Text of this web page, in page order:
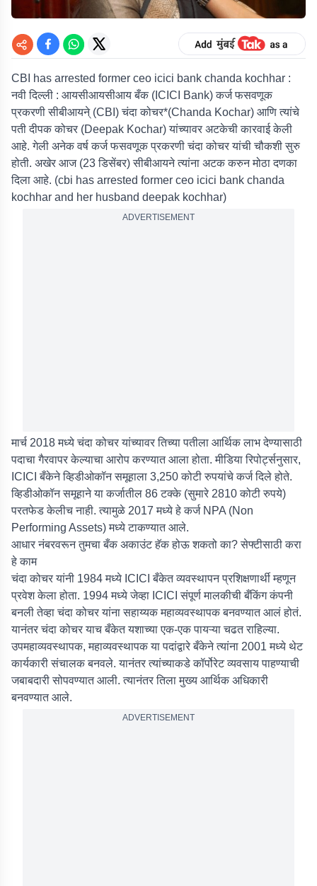
CBI has arrested former ceo icici bank chanda kochhar :
नवी दिल्ली : आयसीआयसीआय बँक (ICICI Bank) कर्ज फसवणूक
प्रकरणी सीबीआयने् (CBI) चंदा कोचर*(Chanda Kochar) आणि त्यांचे
पती दीपक कोचर (Deepak Kochar) यांच्यावर अटकेची कारवाई केली
आहे. गेली अनेक वर्ष कर्ज फसवणूक प्रकरणी चंदा कोचर यांची चौकशी सुरु
होती. अखेर आज (23 डिसेंबर) सीबीआयने त्यांना अटक करुन मोठा दणका
दिला आहे. (cbi has arrested former ceo icici bank chanda
kochhar and her husband deepak kochhar)
ADVERTISEMENT
मार्च 2018 मध्ये चंदा कोचर यांच्यावर तिच्या पतीला आर्थिक लाभ देण्यासाठी
पदाचा गैरवापर केल्याचा आरोप करण्यात आला होता. मीडिया रिपोर्ट्सनुसार,
ICICI बँकेने व्हिडीओकॉन समूहाला 3,250 कोटी रुपयांचे कर्ज दिले होते.
व्हिडीओकॉन समूहाने या कर्जातील 86 टक्के (सुमारे 2810 कोटी रुपये)
परतफेड केलीच नाही. त्यामुळे 2017 मध्ये हे कर्ज NPA (Non
Performing Assets) मध्ये टाकण्यात आले.
आधार नंबरवरून तुमचा बँक अकाउंट हॅक होऊ शकतो का? सेफ्टीसाठी करा
हे काम
चंदा कोचर यांनी 1984 मध्ये ICICI बँकेत व्यवस्थापन प्रशिक्षणार्थी म्हणून
प्रवेश केला होता. 1994 मध्ये जेव्हा ICICI संपूर्ण मालकीची बँकिंग कंपनी
बनली तेव्हा चंदा कोचर यांना सहाय्यक महाव्यवस्थापक बनवण्यात आलं होतं.
यानंतर चंदा कोचर याच बँकेत यशाच्या एक-एक पायऱ्या चढत राहिल्या.
उपमहाव्यवस्थापक, महाव्यवस्थापक या पदांद्वारे बँकेने त्यांना 2001 मध्ये थेट
कार्यकारी संचालक बनवले. यानंतर त्यांच्याकडे कॉर्पोरेट व्यवसाय पाहण्याची
जबाबदारी सोपवण्यात आली. त्यानंतर तिला मुख्य आर्थिक अधिकारी
बनवण्यात आले.
ADVERTISEMENT